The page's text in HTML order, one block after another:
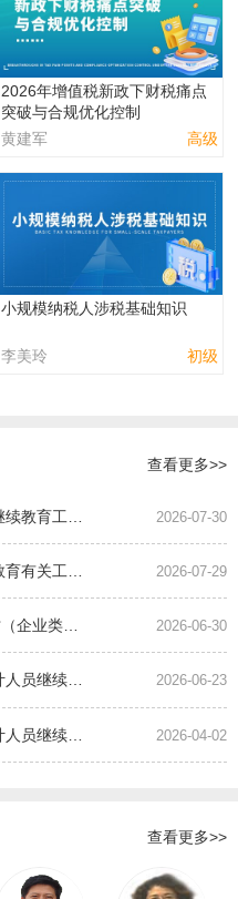
2026年增值税新政下财税痛点
突破与合规优化控制
黄建军
高级
小规模纳税人涉税基础知识
李美玲 初级
查看更多>>
2026-07-30
2026-07-29
济宁市财政局关于做好高端会计人才（企业类）培养班选拔工作的通知 2026-06-30
临沂市财政局关于做好2026年度会计人员继续教育有关工作的通知 2026-06-23
2026-04-02
查看更多>>